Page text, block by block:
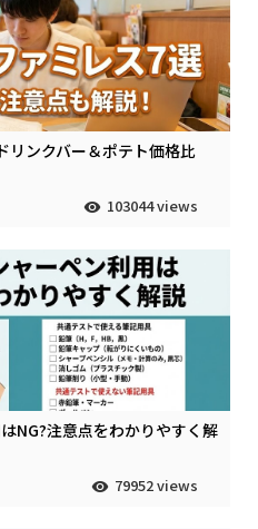
リンクバー＆ポテト価格比
103044 views
NG?注意点をわかりやすく解
79952 views